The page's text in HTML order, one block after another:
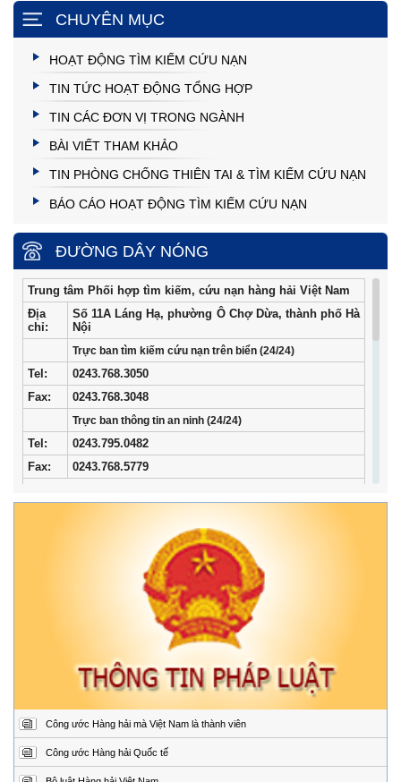
CHUYÊN MỤC
HOẠT ĐỘNG TÌM KIẾM CỨU NẠN
TIN TỨC HOẠT ĐỘNG TỔNG HỢP
TIN CÁC ĐƠN VỊ TRONG NGÀNH
BÀI VIẾT THAM KHẢO
TIN PHÒNG CHỐNG THIÊN TAI & TÌM KIẾM CỨU NẠN
BÁO CÁO HOẠT ĐỘNG TÌM KIẾM CỨU NẠN
ĐƯỜNG DÂY NÓNG
Trung tâm Phối hợp tìm kiếm, cứu nạn hàng hải Việt Nam
Địa
chỉ:
Số 11A Láng Hạ, phường Ô Chợ Dừa, thành phố Hà
Nội
Trực ban tìm kiếm cứu nạn trên biển (24/24)
Tel :
0243.768.3050
Fax:
0243.768.3048
Trực ban thông tin an ninh (24/24)
Tel:
0243.795.0482
Fax:
0243.768.5779
02253.759.508 (24/24h)
02253.759.507
Trung tâm Phối hợp tìm kiếm, cứu nạn hàng hải khu vực II
Đường Hoàng Sa, Phường Sơn Trà, thành phố Đà
02363.924.957 (24/24h)
Fax:
02363.924.956
Trung tâm Phối hợp tìm kiếm, cứu nạn hàng hải khu vực III
Địa
chỉ:
1151/45 Đường 30 tháng 4, Phường Phước Thắng,
thành phố Hồ Chí Minh.
Công ước Hàng hải mà Việt Nam là thành viên
Công ước Hàng hải Quốc tế